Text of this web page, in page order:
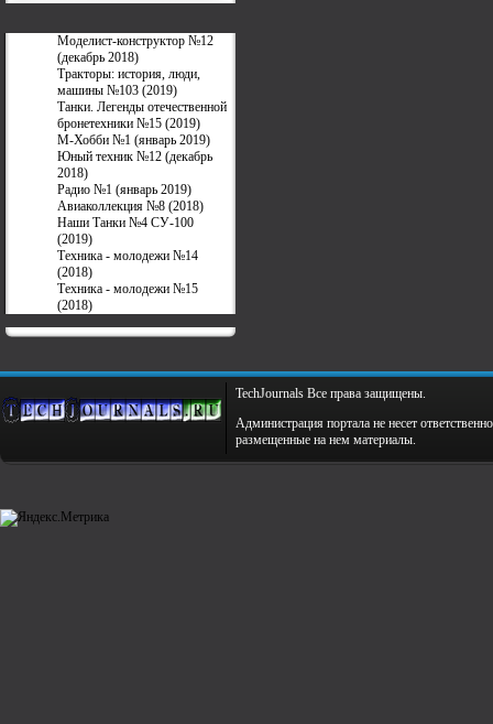
Моделист-конструктор №12
(декабрь 2018)
Тракторы: история, люди,
машины №103 (2019)
Танки. Легенды отечественной
бронетехники №15 (2019)
М-Хобби №1 (январь 2019)
Юный техник №12 (декабрь
2018)
Радио №1 (январь 2019)
Авиаколлекция №8 (2018)
Наши Танки №4 СУ-100
(2019)
Техника - молодежи №14
(2018)
Техника - молодежи №15
(2018)
TechJournals Все права защищены.
Администрация портала не несет
размещенные на нем материалы.